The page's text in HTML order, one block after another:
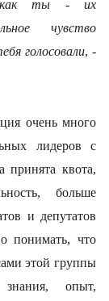
как ты - их
чувство
голосовали, -
очень много
лидеров с
принята квота,
больше
и депутатов
понимать, что
этой группы
опыт,